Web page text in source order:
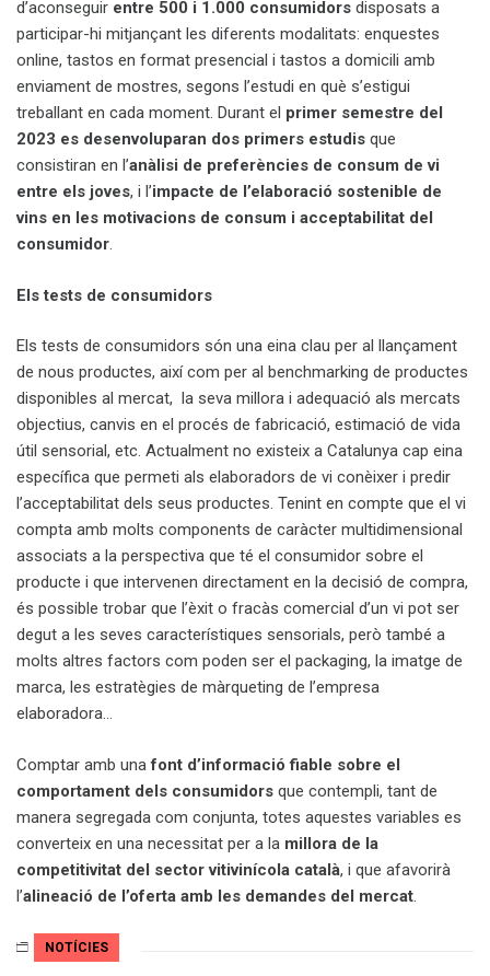
d’aconseguir entre 500 i 1.000 consumidors disposats a
participar-hi mitjançant les diferents modalitats: enquestes
online, tastos en format presencial i tastos a domicili amb
enviament de mostres, segons l’estudi en què s’estigui
treballant en cada moment. Durant el primer semestre del
2023 es desenvoluparan dos primers estudis que
consistiran en l’anàlisi de preferències de consum de vi
entre els joves, i l’impacte de l’elaboració sostenible de
vins en les motivacions de consum i acceptabilitat del
consumidor.
Els tests de consumidors
Els tests de consumidors són una eina clau per al llançament
de nous productes, així com per al benchmarking de productes
disponibles al mercat, la seva millora i adequació als mercats
objectius, canvis en el procés de fabricació, estimació de vida
útil sensorial, etc. Actualment no existeix a Catalunya cap eina
específica que permeti als elaboradors de vi conèixer i predir
l’acceptabilitat dels seus productes. Tenint en compte que el vi
compta amb molts components de caràcter multidimensional
associats a la perspectiva que té el consumidor sobre el
producte i que intervenen directament en la decisió de compra,
és possible trobar que l’èxit o fracàs comercial d’un vi pot ser
degut a les seves característiques sensorials, però també a
molts altres factors com poden ser el packaging, la imatge de
marca, les estratègies de màrqueting de l’empresa
elaboradora…
Comptar amb unafont d’informació fiable sobre el
comportament dels consumidors que contempli, tant de
manera segregada com conjunta, totes aquestes variables es
converteix en una necessitat per a la millora de la
competitivitat del sector vitivinícola català, i que afavorirà
l’alineació de l’oferta amb les demandes del mercat.
NOTÍCIES